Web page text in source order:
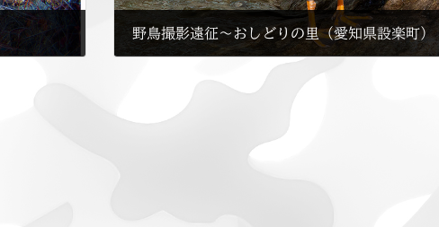
野鳥撮影遠征〜おしどりの里（愛知県設楽町）